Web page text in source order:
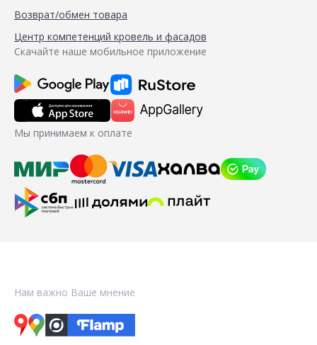
Возврат/обмен товара
Центр компетенций кровель и фасадов
Скачайте наше мобильное приложение
Мы принимаем к оплате
Нам важно Ваше мнение